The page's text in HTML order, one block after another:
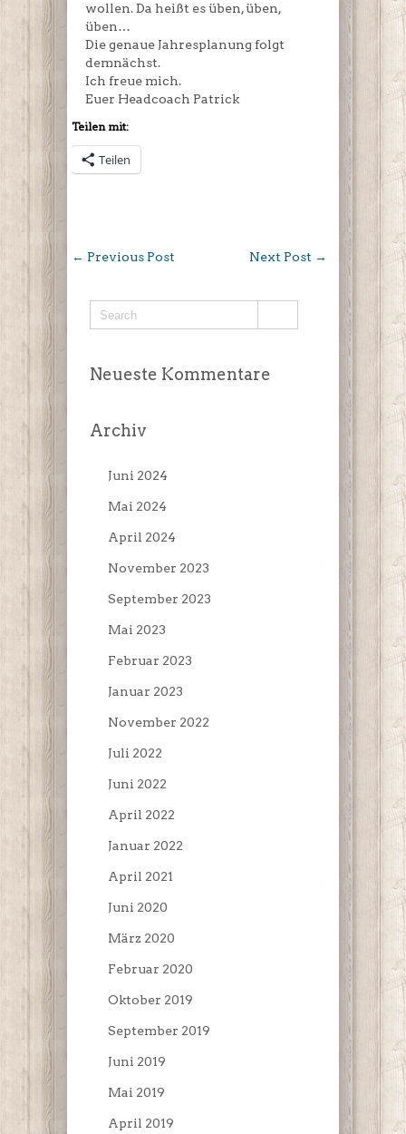
wollen. Da heißt es üben, üben,
üben…
Die genaue Jahresplanung folgt
demnächst.
Ich freue mich.
Euer Headcoach Patrick
Teilen mit:
Teilen
← Previous Post Next Post →
Neueste Kommentare
Archiv
Juni 2024
Mai 2024
April 2024
November 2023
September 2023
Mai 2023
Februar 2023
Januar 2023
November 2022
Juli 2022
Juni 2022
April 2022
Januar 2022
April 2021
Juni 2020
März 2020
Februar 2020
Oktober 2019
September 2019
Juni 2019
Mai 2019
April 2019